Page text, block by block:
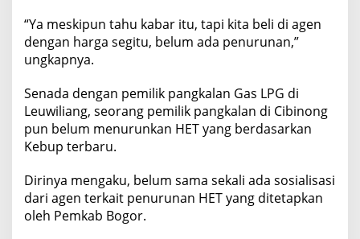
“Ya meskipun tahu kabar itu, tapi kita beli di agen
dengan harga segitu, belum ada penurunan,”
ungkapnya.
Senada dengan pemilik pangkalan Gas LPG di
Leuwiliang, seorang pemilik pangkalan di Cibinong
pun belum menurunkan HET yang berdasarkan
Kebup terbaru.
Dirinya mengaku, belum sama sekali ada sosialisasi
dari agen terkait penurunan HET yang ditetapkan
oleh Pemkab Bogor.